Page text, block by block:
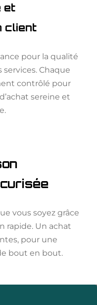
et
client
pour la qualité
Chaque
contrôlé pour
sereine et
vous soyez grâce
rapide. Un achat
pour une
bout en bout.